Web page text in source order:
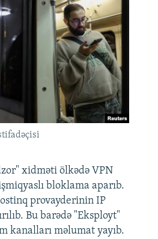
xidməti ölkədə VPN
bloklama aparıb.
provayderinin IP
Bu barədə "Eksployt"
kanalları məlumat yayıb.